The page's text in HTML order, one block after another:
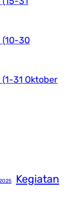
(10-30
31 Oktober
Kegiatan